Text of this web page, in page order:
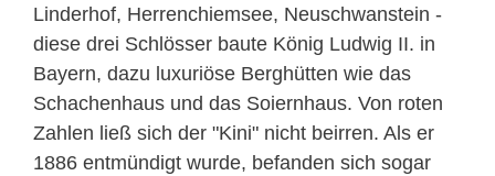
Linderhof, Herrenchiemsee, Neuschwanstein -
diese drei Schlösser baute König Ludwig II. in
Bayern, dazu luxuriöse Berghütten wie das
Schachenhaus und das Soiernhaus. Von roten
Zahlen ließ sich der "Kini" nicht beirren. Als er
1886 entmündigt wurde, befanden sich sogar